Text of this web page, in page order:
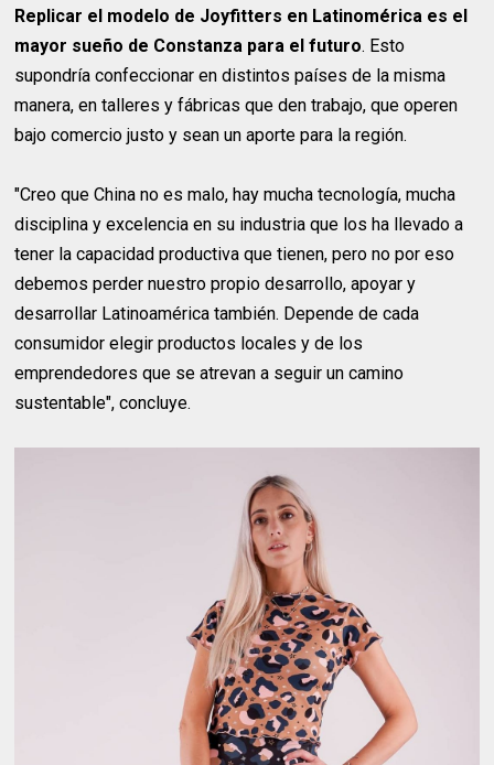
Replicar el modelo de Joyfitters en Latinomérica es el
mayor sueño de Constanza para el futuro. Esto
supondría confeccionar en distintos países de la misma
manera, en talleres y fábricas que den trabajo, que operen
bajo comercio justo y sean un aporte para la región.
"Creo que China no es malo, hay mucha tecnología, mucha
disciplina y excelencia en su industria que los ha llevado a
tener la capacidad productiva que tienen, pero no por eso
debemos perder nuestro propio desarrollo, apoyar y
desarrollar Latinoamérica también. Depende de cada
consumidor elegir productos locales y de los
emprendedores que se atrevan a seguir un camino
sustentable", concluye.